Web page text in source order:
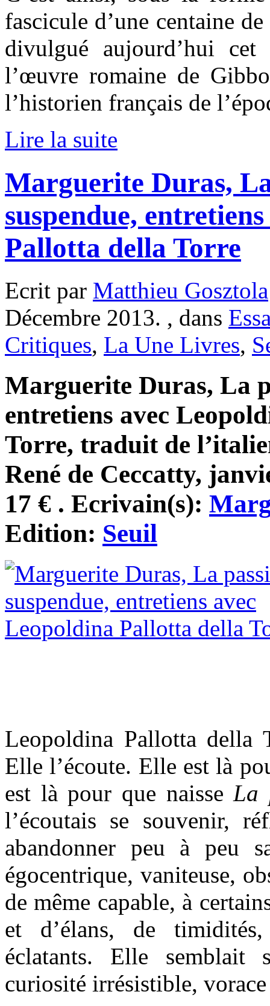
fascicule d’une centaine
divulgué aujourd’hui
l’œuvre romaine de
l’historien français de
Lire la suite
Marguerite Duras,
suspendue,
Pallotta della Torre
Ecrit par Matthieu Gosztola
Décembre 2013. , dans
Critiques, La Une Livres,
Marguerite Duras, La
entretiens avec
Torre, traduit de
René de Ceccatty,
17 € . Ecrivain(s):
Edition: Seuil
Leopoldina Pallotta della
Elle l’écoute. Elle est là
est là pour que naisse La
l’écoutais se souvenir,
abandonner peu à peu
égocentrique, vaniteuse,
de même capable, à
et d’élans, de
éclatants. Elle semblait
curiosité irrésistible,